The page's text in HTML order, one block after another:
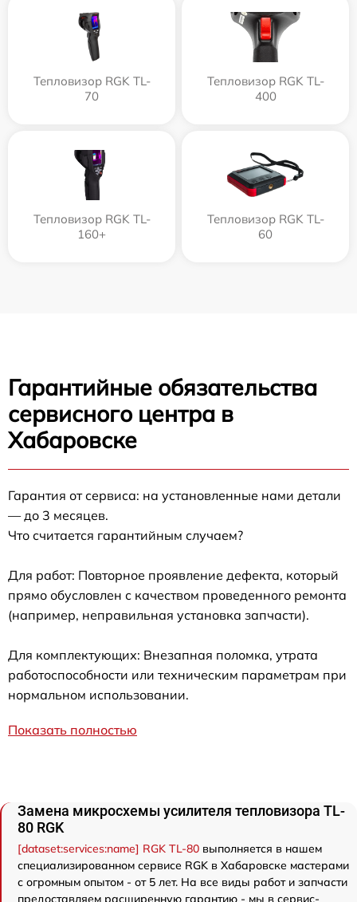
Тепловизор RGK TL-
70
Тепловизор RGK TL-
400
Тепловизор RGK TL-
160+
Тепловизор RGK TL-
60
Гарантийные обязательства
сервисного центра в
Хабаровске
Гарантия от сервиса: на установленные нами детали
— до 3 месяцев.
Что считается гарантийным случаем?
Для работ: Повторное проявление дефекта, который
прямо обусловлен с качеством проведенного ремонта
(например, неправильная установка запчасти).
Для комплектующих: Внезапная поломка, утрата
работоспособности или техническим параметрам при
нормальном использовании.
Показать полностью
Замена микросхемы усилителя тепловизора TL-
80 RGK
[dataset:services:name] RGK TL-80 выполняется в нашем
специализированном сервисе RGK в Хабаровске мастерами
с огромным опытом - от 5 лет. На все виды работ и запчасти
предоставляем расширенную гарантию - мы в сервис-